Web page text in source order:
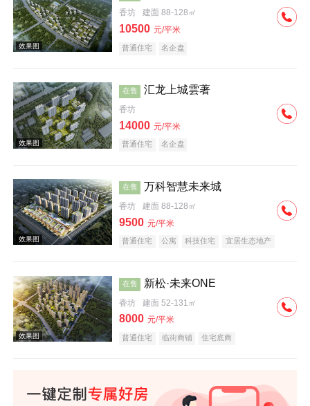
效果图
效果图
香坊 建面 88-128㎡
10500 元/平米
普通住宅 名企盘
效果图
在售 汇龙上城雲著
香坊
14000 元/平米
普通住宅 名企盘
在售 万科智慧未来城
香坊 建面 88-128㎡
9500 元/平米
普通住宅 公寓 科技住宅
宜居生态地产
在售 新松·未来ONE
香坊 建面 52-131㎡
8000 元/平米
普通住宅 临街商铺 住宅底商